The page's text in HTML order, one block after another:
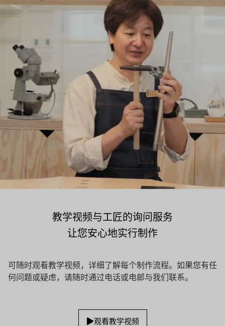
教学视频与工匠的询问服务
让您安心地实行制作
可随时观看教学视频，详细了解每个制作流程。如果您有任
何问题或疑虑，请随时通过电话或电邮与我们联系。
观看教学视频